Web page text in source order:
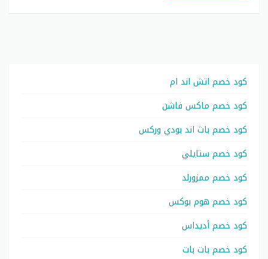
كود خصم اتش اند ام
كود خصم ماكس فاشن
كود خصم باث اند بودي وركس
كود خصم ستايلي
كود خصم ممزورلد
كود خصم هوم بوكس
كود خصم أديداس
كود خصم بات بات